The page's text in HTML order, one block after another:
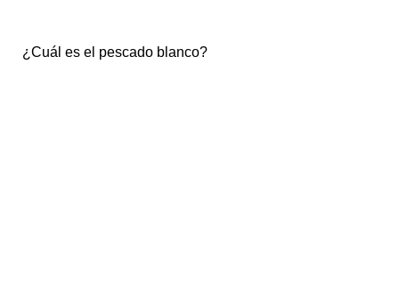
¿Cuál es el pescado blanco?